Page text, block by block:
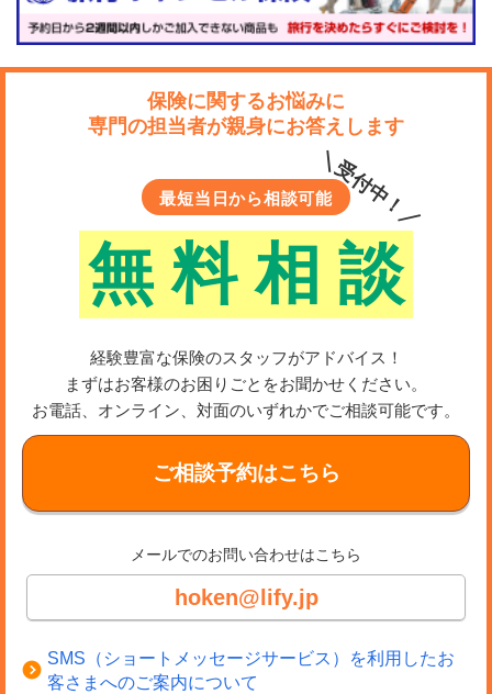
保険に関するお悩みに
専門の担当者が親身にお答えします
最短当日から相談可能
無 料 相 談
＼受付中！／
経験豊富な保険のスタッフがアドバイス！
まずはお客様のお困りごとをお聞かせください。
お電話、オンライン、対面のいずれかでご相談可能です。
ご相談予約はこちら
メールでのお問い合わせはこちら
hoken@lify.jp
SMS（ショートメッセージサービス）を利用したお
客さまへのご案内について